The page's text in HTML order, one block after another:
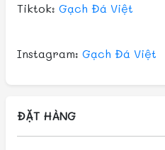
Tiktok: Gạch Đá Việt
Instagram: Gạch Đá Việt
ĐẶT HÀNG